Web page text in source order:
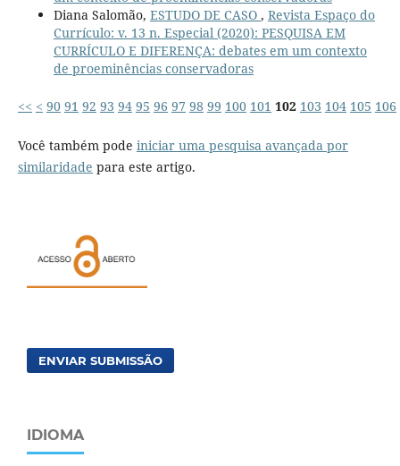
Diana Salomão, ESTUDO DE CASO , Revista Espaço do
Currículo: v. 13 n. Especial (2020): PESQUISA EM
CURRÍCULO E DIFERENÇA: debates em um contexto
de proeminências conservadoras
<< < 90 91 92 93 94 95 96 97 98 99 100 101 102 103 104 105 106
Você também pode iniciar uma pesquisa avançada por
similaridade para este artigo.
ENVIAR SUBMISSÃO
IDIOMA